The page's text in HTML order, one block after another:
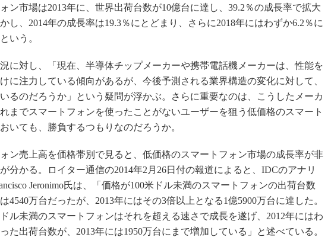
ン市場は2013年に、世界出荷台数が10億台に達し、39.2％の成長率で拡大
し、2014年の成長率は19.3％にとどまり、さらに2018年にはわずか6.2％に
いう。
に対し、「現在、半導体チップメーカーや携帯電話機メーカーは、性能を
けに注力している傾向があるが、今後予測される業界構造の変化に対して、
るのだろうか」という疑問が浮かぶ。さらに重要なのは、こうしたメーカ
までスマートフォンを使ったことがないユーザーを狙う低価格のスマート
いても、勝負するつもりなのだろうか。
ン売上高を価格帯別で見ると、低価格のスマートフォン市場の成長率が非
分かる。ロイター通信の2014年2月26日付の報道によると、IDCのアナリ
Jeronimo氏は、「価格が100米ドル未満のスマートフォンの出荷台数
4540万台だったが、2013年にはその3倍以上となる1億5900万台に達した。
ル未満のスマートフォンはそれを超える速さで成長を遂げ、2012年にはわ
た出荷台数が、2013年には1950万台にまで増加している」と述べている。